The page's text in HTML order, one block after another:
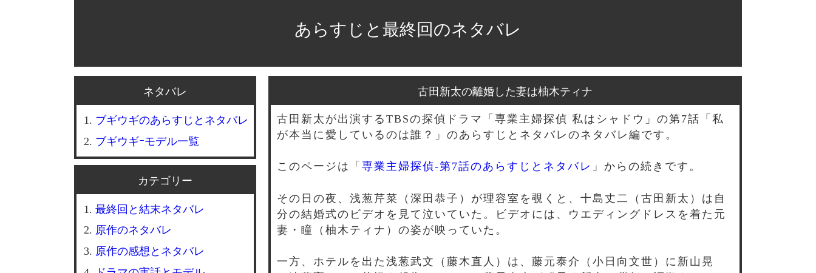
あらすじと最終回のネタバレ
古田新太の離婚した妻は柚木ティナ
古田新太が出演するTBSの探偵ドラマ「専業主婦探偵 私はシャドウ」の第7話「私
が本当に愛しているのは誰？」のあらすじとネタバレのネタバレ編です。
このページは「 専業主婦探偵-第7話のあらすじとネタバレ 」からの続きです。
その日の夜、浅葱芹菜（深田恭子）が理容室を覗くと、十島丈二（古田新太）は自
分の結婚式のビデオを見て泣いていた。ビデオには、ウエディングドレスを着た元
妻・瞳（柚木ティナ）の姿が映っていた。
一方、ホテルを出た浅葱武文（藤木直人）は、藤元泰介（小日向文世）に新山晃
ネタバレ
ブギウギのあらすじとネタバレ
ブギウギｰモデル一覧
カテゴリー
最終回と結末ネタバレ
原作のネタバレ
原作の感想とネタバレ